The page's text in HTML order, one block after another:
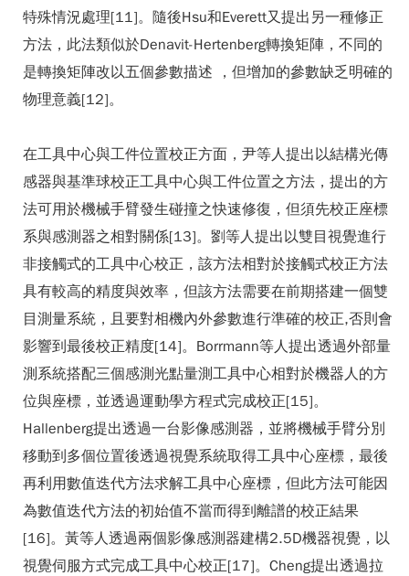
特殊情況處理[11]。隨後Hsu和Everett又提出另一種修正
方法，此法類似於Denavit-Hertenberg轉換矩陣，不同的
是轉換矩陣改以五個參數描述 ，但增加的參數缺乏明確的
物理意義[12]。
在工具中心與工件位置校正方面，尹等人提出以結構光傳
感器與基準球校正工具中心與工件位置之方法，提出的方
法可用於機械手臂發生碰撞之快速修復，但須先校正座標
系與感測器之相對關係[13]。劉等人提出以雙目視覺進行
非接觸式的工具中心校正，該方法相對於接觸式校正方法
具有較高的精度與效率，但該方法需要在前期搭建一個雙
目測量系統，且要對相機內外參數進行準確的校正,否則會
影響到最後校正精度[14]。Borrmann等人提出透過外部量
測系統搭配三個感測光點量測工具中心相對於機器人的方
位與座標，並透過運動學方程式完成校正[15]。
Hallenberg提出透過一台影像感測器，並將機械手臂分別
移動到多個位置後透過視覺系統取得工具中心座標，最後
再利用數值迭代方法求解工具中心座標，但此方法可能因
為數值迭代方法的初始值不當而得到離譜的校正結果
[16]。黃等人透過兩個影像感測器建構2.5D機器視覺，以
視覺伺服方式完成工具中心校正[17]。Cheng提出透過拉